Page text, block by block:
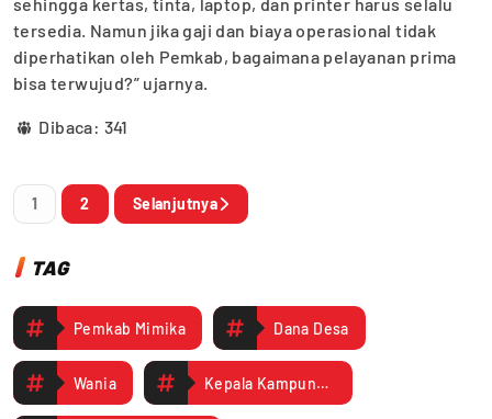
tersedia. Namun jika gaji dan biaya operasional tidak
diperhatikan oleh Pemkab, bagaimana pelayanan prima
bisa terwujud?” ujarnya.
Dibaca: 341
1 2 Selanjutnya
TAG
Pemkab Mimika Dana Desa
Wania Kepala Kampung Nawaripi